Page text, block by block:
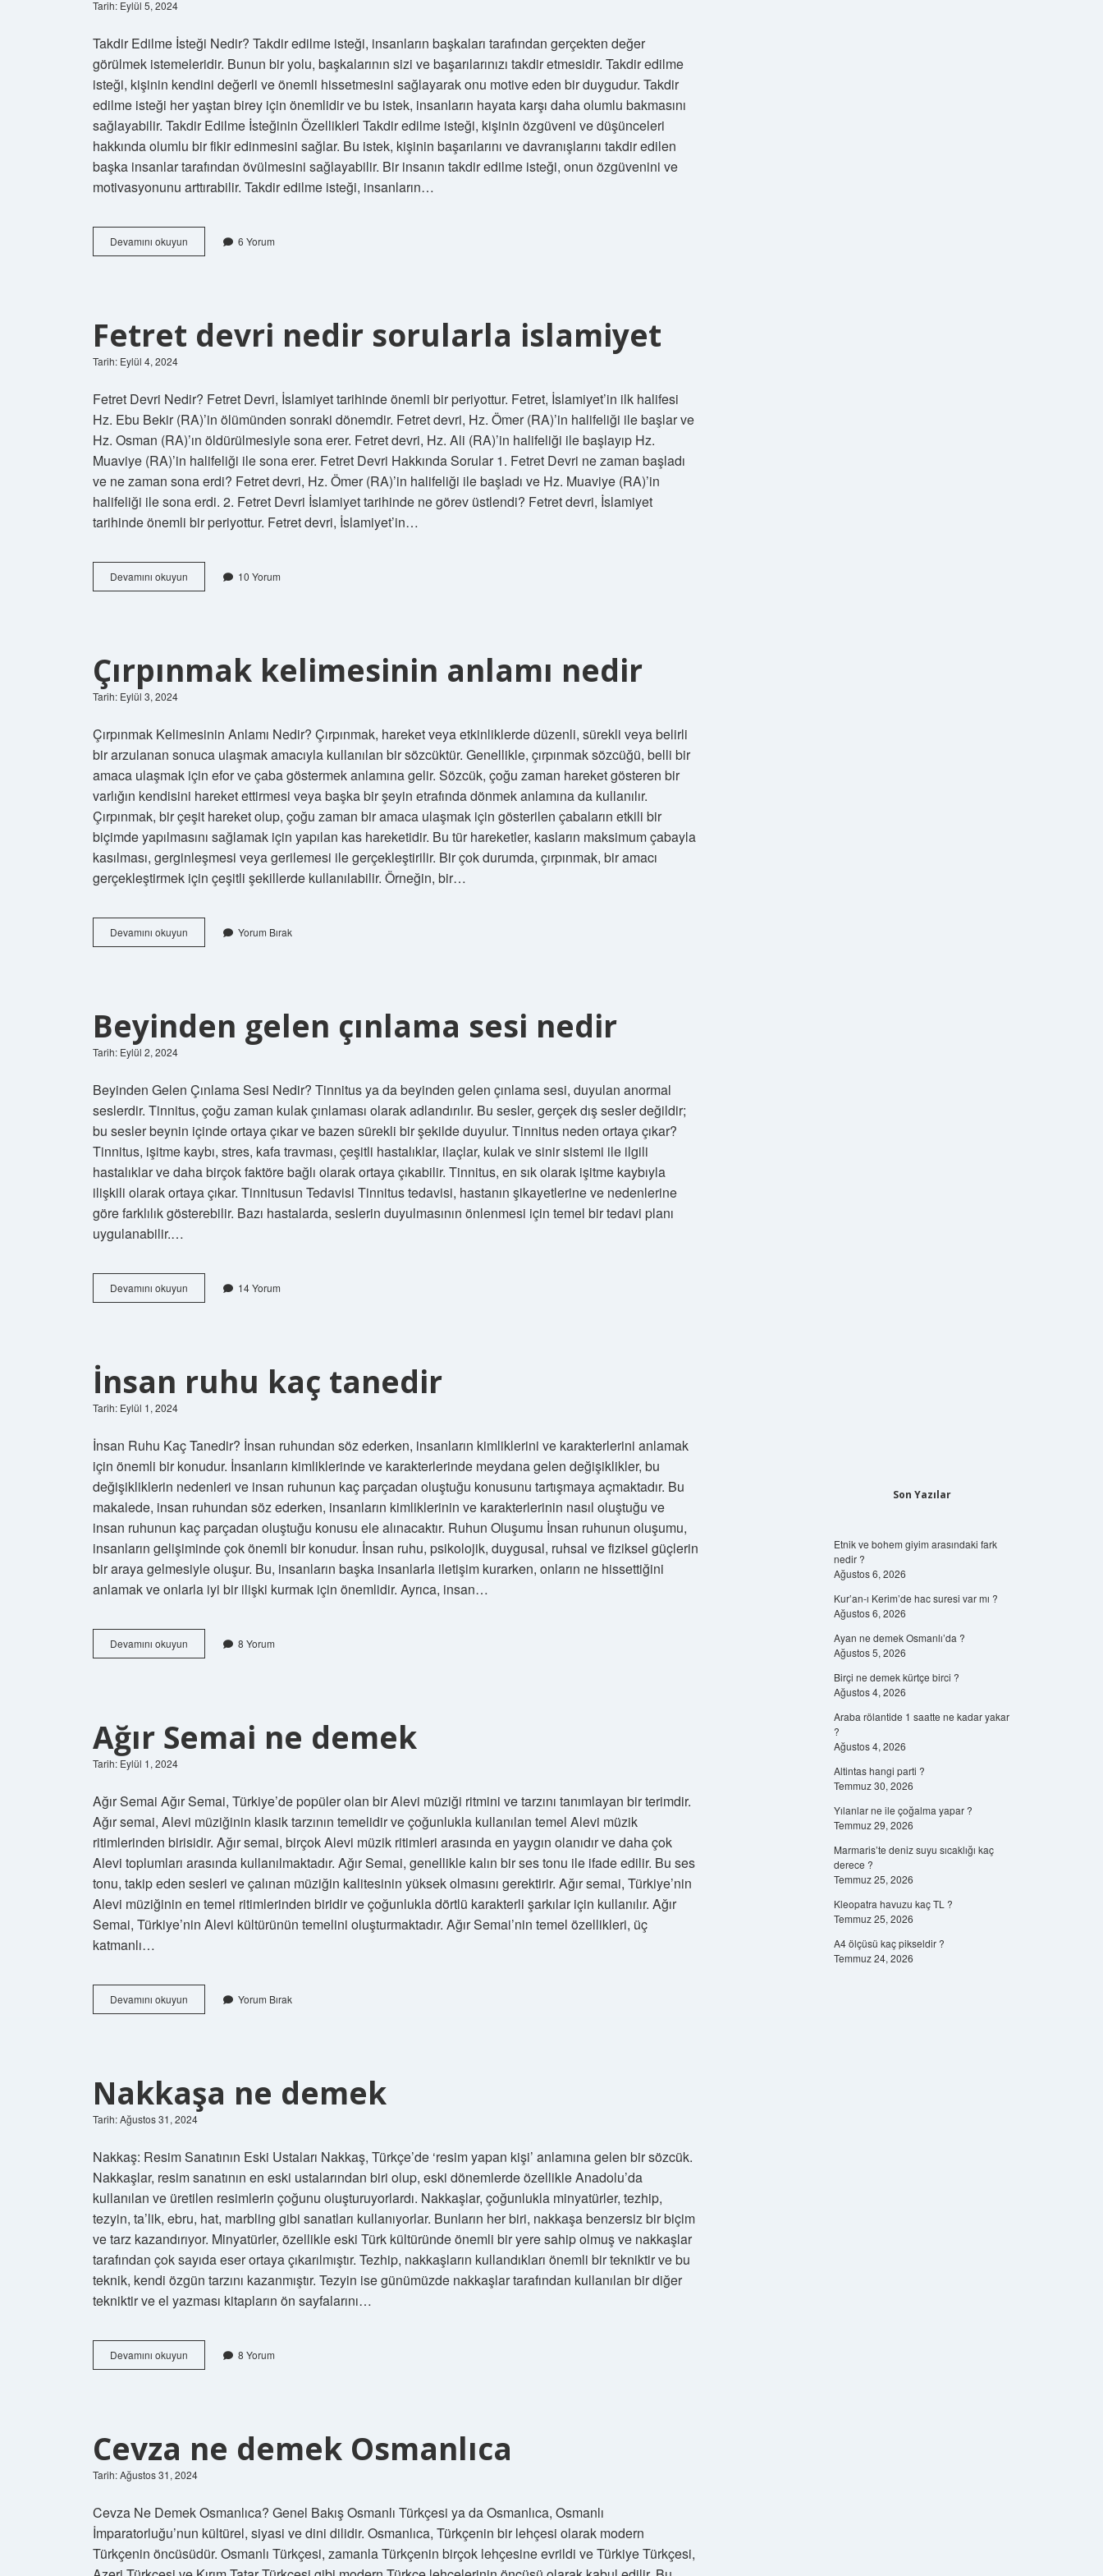
Pratik
Çözüm
Rehberi
Yazılar
Tarih: Eylül 5, 2024
Takdir Edilme İsteği Nedir? Takdir edilme isteği, insanların başkaları tarafından gerçekten değer
görülmek istemeleridir. Bunun bir yolu, başkalarının sizi ve başarılarınızı takdir etmesidir. Takdir edilme
isteği, kişinin kendini değerli ve önemli hissetmesini sağlayarak onu motive eden bir duygudur. Takdir
edilme isteği her yaştan birey için önemlidir ve bu istek, insanların hayata karşı daha olumlu bakmasını
sağlayabilir. Takdir Edilme İsteğinin Özellikleri Takdir edilme isteği, kişinin özgüveni ve düşünceleri
hakkında olumlu bir fikir edinmesini sağlar. Bu istek, kişinin başarılarını ve davranışlarını takdir edilen
başka insanlar tarafından övülmesini sağlayabilir. Bir insanın takdir edilme isteği, onun özgüvenini ve
motivasyonunu arttırabilir. Takdir edilme isteği, insanların…
Devamını okuyun
edilme
6 Yorum
Fetret devri nedir sorularla islamiyet
Tarih: Eylül 4, 2024
Fetret Devri Nedir? Fetret Devri, İslamiyet tarihinde önemli bir periyottur. Fetret, İslamiyet’in ilk halifesi
Hz. Ebu Bekir (RA)’in ölümünden sonraki dönemdir. Fetret devri, Hz. Ömer (RA)’in halifeliği ile başlar ve
Hz. Osman (RA)’ın öldürülmesiyle sona erer. Fetret devri, Hz. Ali (RA)’in halifeliği ile başlayıp Hz.
Muaviye (RA)’in halifeliği ile sona erer. Fetret Devri Hakkında Sorular 1. Fetret Devri ne zaman başladı
ve ne zaman sona erdi? Fetret devri, Hz. Ömer (RA)’in halifeliği ile başladı ve Hz. Muaviye (RA)’in
halifeliği ile sona erdi. 2. Fetret Devri İslamiyet tarihinde ne görev üstlendi? Fetret devri, İslamiyet
tarihinde önemli bir periyottur. Fetret devri, İslamiyet’in…
Devamını okuyun
devri
10 Yorum
Çırpınmak kelimesinin anlamı nedir
Tarih: Eylül 3, 2024
Çırpınmak Kelimesinin Anlamı Nedir? Çırpınmak, hareket veya etkinliklerde düzenli, sürekli veya belirli
bir arzulanan sonuca ulaşmak amacıyla kullanılan bir sözcüktür. Genellikle, çırpınmak sözcüğü, belli bir
amaca ulaşmak için efor ve çaba göstermek anlamına gelir. Sözcük, çoğu zaman hareket gösteren bir
varlığın kendisini hareket ettirmesi veya başka bir şeyin etrafında dönmek anlamına da kullanılır.
Çırpınmak, bir çeşit hareket olup, çoğu zaman bir amaca ulaşmak için gösterilen çabaların etkili bir
biçimde yapılmasını sağlamak için yapılan kas hareketidir. Bu tür hareketler, kasların maksimum çabayla
kasılması, gerginleşmesi veya gerilemesi ile gerçekleştirilir. Bir çok durumda, çırpınmak, bir amacı
gerçekleştirmek için çeşitli şekillerde kullanılabilir. Örneğin, bir…
Devamını okuyun Çırpınmak
kelimesinin
Yorum Bırak
Beyinden gelen çınlama sesi nedir
Tarih: Eylül 2, 2024
Beyinden Gelen Çınlama Sesi Nedir? Tinnitus ya da beyinden gelen çınlama sesi, duyulan anormal
seslerdir. Tinnitus, çoğu zaman kulak çınlaması olarak adlandırılır. Bu sesler, gerçek dış sesler değildir;
bu sesler beynin içinde ortaya çıkar ve bazen sürekli bir şekilde duyulur. Tinnitus neden ortaya çıkar?
Tinnitus, işitme kaybı, stres, kafa travması, çeşitli hastalıklar, ilaçlar, kulak ve sinir sistemi ile ilgili
hastalıklar ve daha birçok faktöre bağlı olarak ortaya çıkabilir. Tinnitus, en sık olarak işitme kaybıyla
ilişkili olarak ortaya çıkar. Tinnitusun Tedavisi Tinnitus tedavisi, hastanın şikayetlerine ve nedenlerine
göre farklılık gösterebilir. Bazı hastalarda, seslerin duyulmasının önlenmesi için temel bir tedavi planı
uygulanabilir.…
Devamını okuyun Beyinden
gelen
14 Yorum
İnsan ruhu kaç tanedir
Tarih: Eylül 1, 2024
İnsan Ruhu Kaç Tanedir? İnsan ruhundan söz ederken, insanların kimliklerini ve karakterlerini anlamak
için önemli bir konudur. İnsanların kimliklerinde ve karakterlerinde meydana gelen değişiklikler, bu
değişikliklerin nedenleri ve insan ruhunun kaç parçadan oluştuğu konusunu tartışmaya açmaktadır. Bu
makalede, insan ruhundan söz ederken, insanların kimliklerinin ve karakterlerinin nasıl oluştuğu ve
insan ruhunun kaç parçadan oluştuğu konusu ele alınacaktır. Ruhun Oluşumu İnsan ruhunun oluşumu,
insanların gelişiminde çok önemli bir konudur. İnsan ruhu, psikolojik, duygusal, ruhsal ve fiziksel güçlerin
bir araya gelmesiyle oluşur. Bu, insanların başka insanlarla iletişim kurarken, onların ne hissettiğini
anlamak ve onlarla iyi bir ilişki kurmak için önemlidir. Ayrıca, insan…
Devamını okuyun
ruhu
8 Yorum
Ağır Semai ne demek
Tarih: Eylül 1, 2024
Ağır Semai Ağır Semai, Türkiye’de popüler olan bir Alevi müziği ritmini ve tarzını tanımlayan bir terimdir.
Ağır semai, Alevi müziğinin klasik tarzının temelidir ve çoğunlukla kullanılan temel Alevi müzik
ritimlerinden birisidir. Ağır semai, birçok Alevi müzik ritimleri arasında en yaygın olanıdır ve daha çok
Alevi toplumları arasında kullanılmaktadır. Ağır Semai, genellikle kalın bir ses tonu ile ifade edilir. Bu ses
tonu, takip eden sesleri ve çalınan müziğin kalitesinin yüksek olmasını gerektirir. Ağır semai, Türkiye’nin
Alevi müziğinin en temel ritimlerinden biridir ve çoğunlukla dörtlü karakterli şarkılar için kullanılır. Ağır
Semai, Türkiye’nin Alevi kültürünün temelini oluşturmaktadır. Ağır Semai’nin temel özellikleri, üç
katmanlı…
Devamını okuyun
Semai
Yorum Bırak
Nakkaşa ne demek
Tarih: Ağustos 31, 2024
Nakkaş: Resim Sanatının Eski Ustaları Nakkaş, Türkçe’de ‘resim yapan kişi’ anlamına gelen bir sözcük.
Nakkaşlar, resim sanatının en eski ustalarından biri olup, eski dönemlerde özellikle Anadolu’da
kullanılan ve üretilen resimlerin çoğunu oluşturuyorlardı. Nakkaşlar, çoğunlukla minyatürler, tezhip,
tezyin, ta’lik, ebru, hat, marbling gibi sanatları kullanıyorlar. Bunların her biri, nakkaşa benzersiz bir biçim
ve tarz kazandırıyor. Minyatürler, özellikle eski Türk kültüründe önemli bir yere sahip olmuş ve nakkaşlar
tarafından çok sayıda eser ortaya çıkarılmıştır. Tezhip, nakkaşların kullandıkları önemli bir tekniktir ve bu
teknik, kendi özgün tarzını kazanmıştır. Tezyin ise günümüzde nakkaşlar tarafından kullanılan bir diğer
tekniktir ve el yazması kitapların ön sayfalarını…
Devamını okuyun Nakkaşa
ne
8 Yorum
Cevza ne demek Osmanlıca
Tarih: Ağustos 31, 2024
Cevza Ne Demek Osmanlıca? Genel Bakış Osmanlı Türkçesi ya da Osmanlıca, Osmanlı
İmparatorluğu’nun kültürel, siyasi ve dini dilidir. Osmanlıca, Türkçenin bir lehçesi olarak modern
Türkçenin öncüsüdür. Osmanlı Türkçesi, zamanla Türkçenin birçok lehçesine evrildi ve Türkiye Türkçesi,
Son Yazılar
Etnik ve bohem giyim arasındaki fark
nedir ?
Ağustos 6, 2026
Kur’an-ı Kerim’de hac suresi var mı ?
Ağustos 6, 2026
Ayan ne demek Osmanlı’da ?
Ağustos 5, 2026
Birçi ne demek kürtçe birci ?
Ağustos 4, 2026
Araba rölantide 1 saatte ne kadar yakar
?
Ağustos 4, 2026
Altintas hangi parti ?
Temmuz 30, 2026
Yılanlar ne ile çoğalma yapar ?
Temmuz 29, 2026
Marmaris’te deniz suyu sıcaklığı kaç
derece ?
Temmuz 25, 2026
Kleopatra havuzu kaç TL ?
Temmuz 25, 2026
A4 ölçüsü kaç pikseldir ?
Temmuz 24, 2026